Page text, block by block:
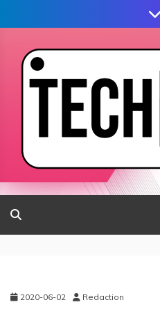
2020-06-02 Redaction